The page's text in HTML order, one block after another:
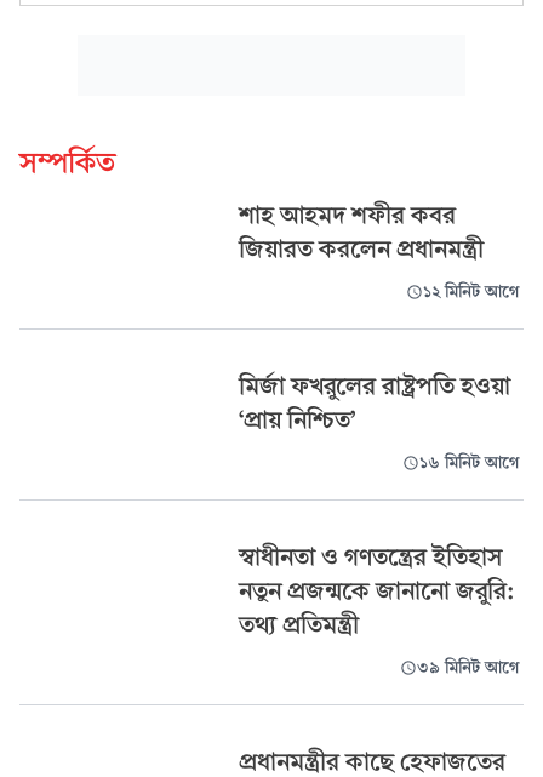
সম্পর্কিত
শাহ আহমদ শফীর কবর
জিয়ারত করলেন প্রধানমন্ত্রী
১২ মিনিট আগে
মির্জা ফখরুলের রাষ্ট্রপতি হওয়া
‘প্রায় নিশ্চিত’
১৬ মিনিট আগে
স্বাধীনতা ও গণতন্ত্রের ইতিহাস
নতুন প্রজন্মকে জানানো জরুরি:
তথ্য প্রতিমন্ত্রী
৩৯ মিনিট আগে
প্রধানমন্ত্রীর কাছে হেফাজতের